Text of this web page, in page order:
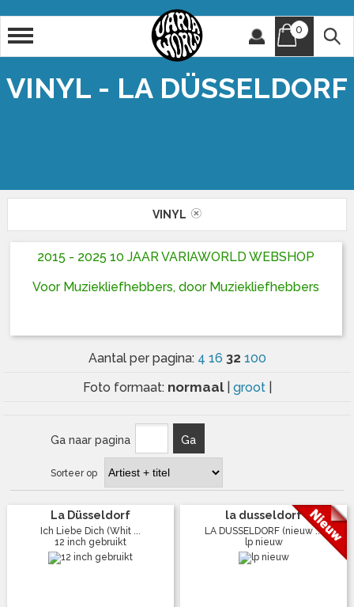
0
VINYL - LA DÜSSELDORF
VINYL
2015 - 2025 10 JAAR VARIAWORLD WEBSHOP
Voor Muziekliefhebbers, door Muziekliefhebbers
Aantal per pagina: 4 16 32 100
Foto formaat: normaal groot
Ga naar pagina Ga
Sorteer op
La Düsseldorf
Ich Liebe Dich (Whit ...
12 inch gebruikt
la dusseldorf
LA DUSSELDORF (nieuw ...
lp nieuw